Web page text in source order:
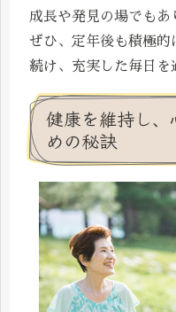
成長や発見の場でもあ
ぜひ、定年後も積極的
続け、充実した毎日を
健康を維持し
めの秘訣